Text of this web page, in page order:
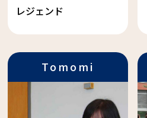
レジェンド
Tomomi